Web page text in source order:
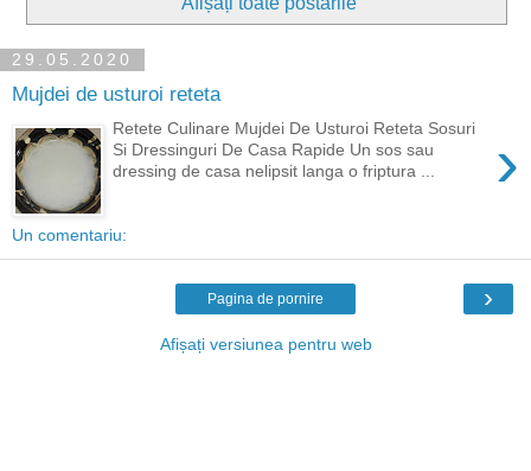
29.05.2020
Mujdei de usturoi reteta
›
Retete Culinare Mujdei De Usturoi Reteta Sosuri
Si Dressinguri De Casa Rapide Un sos sau
dressing de casa nelipsit langa o friptura ...
Un comentariu:
›
Pagina de pornire
Afișați versiunea pentru web